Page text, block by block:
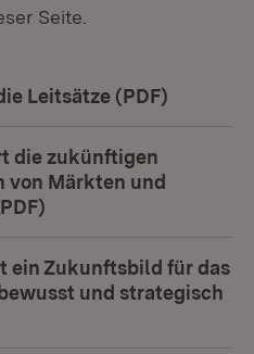
Seite.
Leitsätze (PDF)
die zukünftigen
von Märkten und
ein Zukunftsbild für das
und strategisch